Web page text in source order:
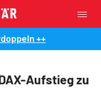
++
Aufstieg zu